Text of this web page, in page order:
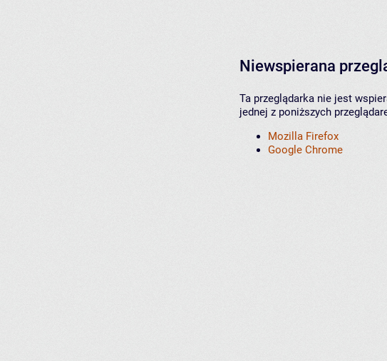
Niewspierana
Ta przeglądarka nie jest
jednej z poniższych
Mozilla Firefox
Google Chrome